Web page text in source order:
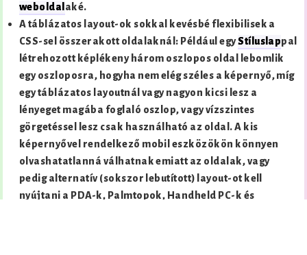
weboldalaké.
A táblázatos layout-ok sokkal kevésbé flexibilisek a
CSS-sel összerakott oldalaknál: Például egyStíluslappal
létrehozott képlékeny három oszlopos oldal lebomlik
egy oszloposra, hogyha nem elég széles a képernyő, míg
egy táblázatos layoutnál vagy nagyon kicsi lesz a
lényeget magába foglaló oszlop, vagy vízszintes
görgetéssel lesz csak használható az oldal. A kis
képernyővel rendelkező mobil eszközökön könnyen
olvashatatlanná válhatnak emiatt az oldalak, vagy
pedig alternatív (sokszor lebutított) layout-ot kell
nyújtani a PDA-k, Palmtopok, Handheld PC-k és